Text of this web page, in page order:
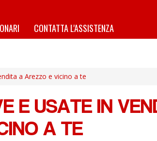
CONTATTA L'ASSISTENZA
a Arezzo e vicino a te
E USATE IN
A TE